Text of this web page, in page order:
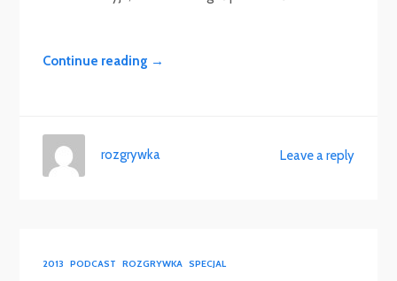
Continue reading →
Leave a reply
rozgrywka
2013 PODCAST ROZGRYWKA SPECJAL